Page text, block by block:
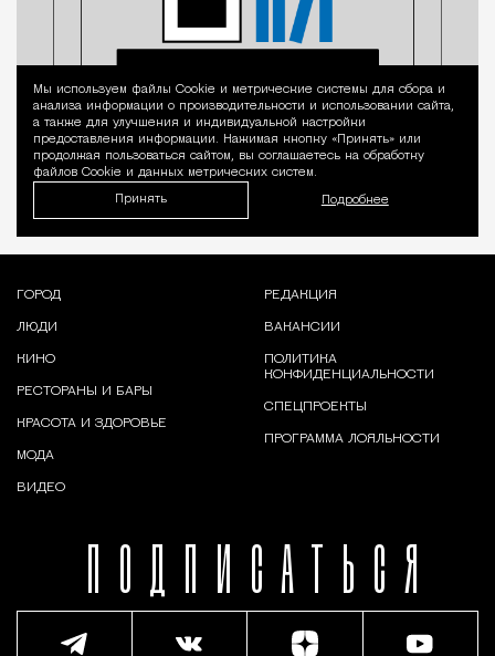
Уведомление
Мы используем файлы Сookie и метрические системы для сбора и
анализа информации о производительности и использовании сайта,
а также для улучшения и индивидуальной настройки
предоставления информации. Нажимая кнопку «Принять» или
продолжая пользоваться сайтом, вы соглашаетесь на обработку
файлов Cookie и данных метрических систем.
Принять Подробнее
ПОДПИСАТЬСЯ
ГОРОД
ЛЮДИ
КИНО
РЕСТОРАНЫ И БАРЫ
КРАСОТА И ЗДОРОВЬЕ
МОДА
ВИДЕО
РЕДАКЦИЯ
ВАКАНСИИ
ПОЛИТИКА
КОНФИДЕНЦИАЛЬНОСТИ
СПЕЦПРОЕКТЫ
ПРОГРАММА ЛОЯЛЬНОСТИ